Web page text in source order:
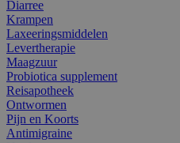
Diarree
Krampen
Laxeeringsmiddelen
Levertherapie
Maagzuur
Probiotica supplement
Reisapotheek
Ontwormen
Pijn en Koorts
Antimigraine